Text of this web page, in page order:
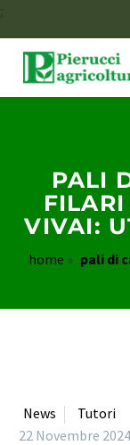
;
PALI
VIVAI:
home » pali di
News
Tutori
22 Novembre 2024